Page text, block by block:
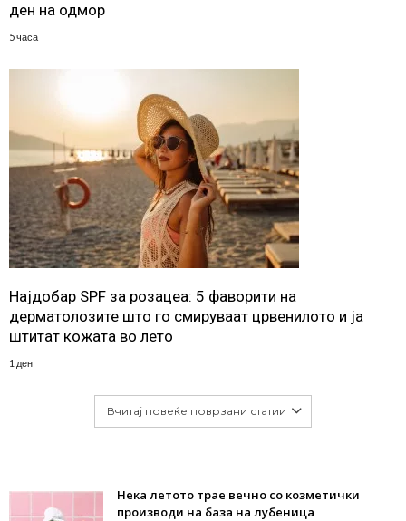
ден на одмор
5 часа
Најдобар SPF за розацеа: 5 фаворити на
дерматолозите што го смируваат црвенилото и ја
штитат кожата во лето
1 ден
Вчитај повеќе поврзани статии
Нека летото трае вечно со козметички
производи на база на лубеница